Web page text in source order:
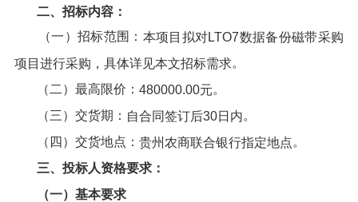
二、招标内容：
（一）招标范围： 本项目拟对LTO7数据备份磁带采购
项目进行采购， 具体详见本文招标需求。
（二）最高限价： 480000.00元。
（三）交货期： 自合同签订后30日内。
（四）交货地点： 贵州农商联合银行指定地点。
三、投标人资格要求：
（一）基本要求